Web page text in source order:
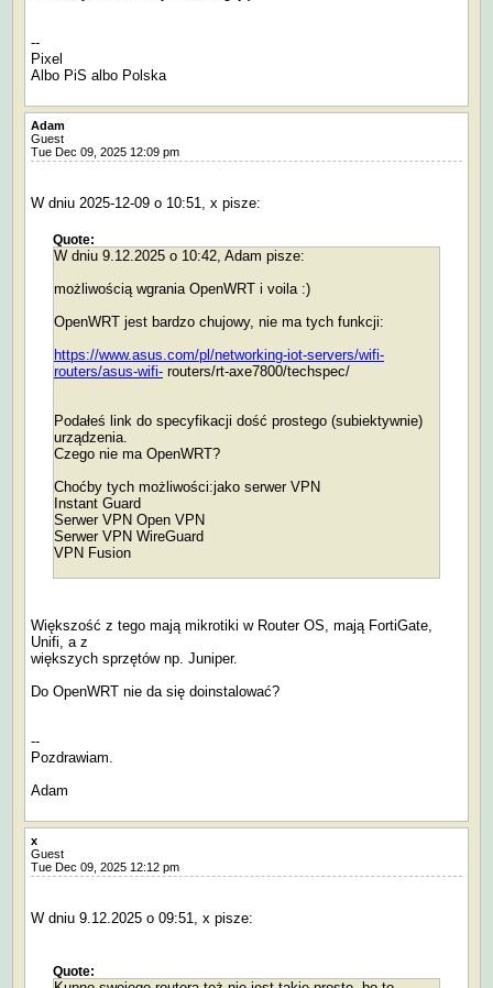
--
Pixel
Albo PiS albo Polska
Adam
Guest
Tue Dec 09, 2025 12:09 pm
W dniu 2025-12-09 o 10:51, x pisze:
Quote:
W dniu 9.12.2025 o 10:42, Adam pisze:
możliwością wgrania OpenWRT i voila :)
OpenWRT jest bardzo chujowy, nie ma tych funkcji:
https://www.asus.com/pl/networking-iot-servers/wifi-
routers/asus-wifi- routers/rt-axe7800/techspec/
Podałeś link do specyfikacji dość prostego (subiektywnie)
urządzenia.
Czego nie ma OpenWRT?
Choćby tych możliwości:jako serwer VPN
Instant Guard
Serwer VPN Open VPN
Serwer VPN WireGuard
VPN Fusion
Większość z tego mają mikrotiki w Router OS, mają FortiGate,
Unifi, a z
większych sprzętów np. Juniper.
Do OpenWRT nie da się doinstalować?
--
Pozdrawiam.
Adam
x
Guest
Tue Dec 09, 2025 12:12 pm
W dniu 9.12.2025 o 09:51, x pisze:
Quote: